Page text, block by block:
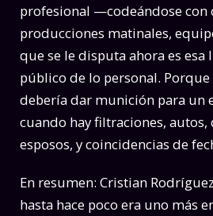
profesional —codeándose con
producciones matinales,
que se le disputa ahora es esa
público de lo personal.
debería dar munición para un
cuando hay filtraciones, autos,
esposos, y coincidencias de
En resumen: Cristian
hasta hace poco era uno más